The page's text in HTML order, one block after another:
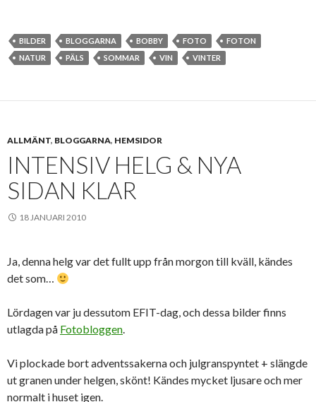
BILDER BLOGGARNA BOBBY FOTO
FOTON
NATUR
PÄLS SOMMAR VIN VINTER
ALLMÄNT, BLOGGARNA, HEMSIDOR
INTENSIV HELG & NYA
SIDAN KLAR
18 JANUARI 2010
Ja, denna helg var det fullt upp från morgon till kväll, kändes
det som…
Lördagen var ju dessutom EFIT-dag, och dessa bilder finns
utlagda på Fotobloggen.
Vi plockade bort adventssakerna och julgranspyntet + slängde
ut granen under helgen, skönt! Kändes mycket ljusare och mer
normalt i huset igen.